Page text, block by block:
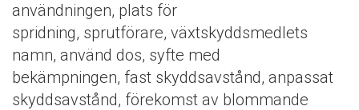
användningen, plats för
spridning, sprutförare, växtskyddsmedlets
namn, använd dos, syfte med
bekämpningen, fast skyddsavstånd, anpassat
skyddsavstånd, förekomst av blommande